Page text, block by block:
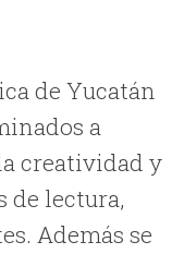
de Yucatán
a
creatividad y
de lectura,
Además se